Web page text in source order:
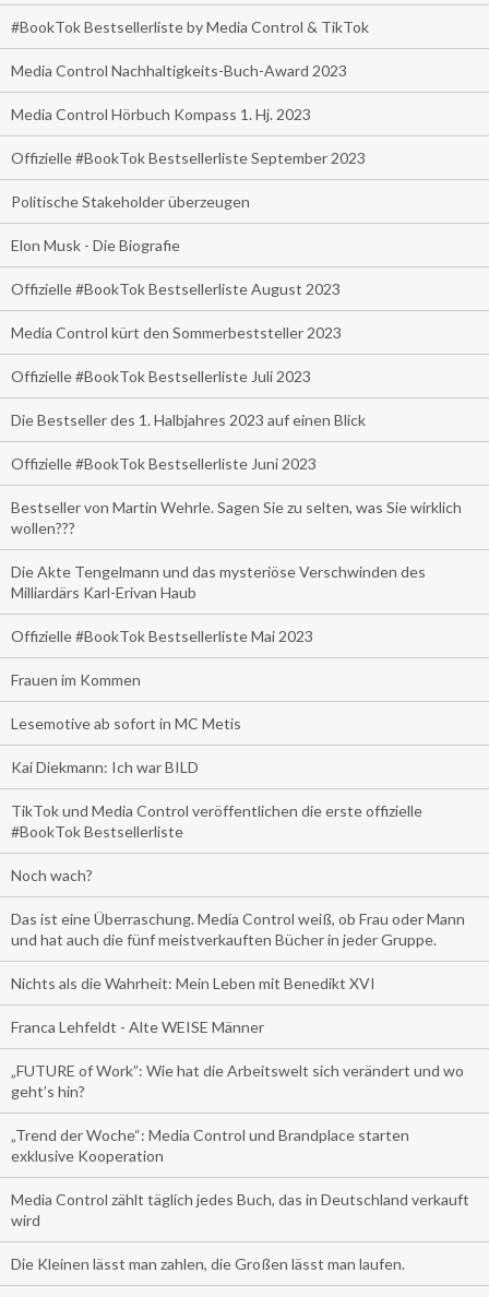
#BookTok Bestsellerliste by Media Control & TikTok
Media Control Nachhaltigkeits-Buch-Award 2023
Media Control Hörbuch Kompass 1. Hj. 2023
Offizielle #BookTok Bestsellerliste September 2023
Politische Stakeholder überzeugen
Elon Musk - Die Biografie
Offizielle #BookTok Bestsellerliste August 2023
Media Control kürt den Sommerbeststeller 2023
Offizielle #BookTok Bestsellerliste Juli 2023
Die Bestseller des 1. Halbjahres 2023 auf einen Blick
Offizielle #BookTok Bestsellerliste Juni 2023
Bestseller von Martin Wehrle. Sagen Sie zu selten, was Sie wirklich
wollen???
Die Akte Tengelmann und das mysteriöse Verschwinden des
Milliardärs Karl-Erivan Haub
Offizielle #BookTok Bestsellerliste Mai 2023
Frauen im Kommen
Lesemotive ab sofort in MC Metis
Kai Diekmann: Ich war BILD
TikTok und Media Control veröffentlichen die erste offizielle
#BookTok Bestsellerliste
Noch wach?
Das ist eine Überraschung. Media Control weiß, ob Frau oder Mann
und hat auch die fünf meistverkauften Bücher in jeder Gruppe.
Nichts als die Wahrheit: Mein Leben mit Benedikt XVI
Franca Lehfeldt - Alte WEISE Männer
„FUTURE of Work”: Wie hat die Arbeitswelt sich verändert und wo
geht’s hin?
„Trend der Woche“: Media Control und Brandplace starten
exklusive Kooperation
Media Control zählt täglich jedes Buch, das in Deutschland verkauft
wird
Die Kleinen lässt man zahlen, die Großen lässt man laufen.